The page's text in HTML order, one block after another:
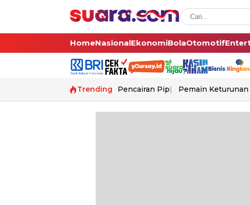
HomeNasionalEkonomiBolaOtomotif
Trending Pencairan Pip Pemain